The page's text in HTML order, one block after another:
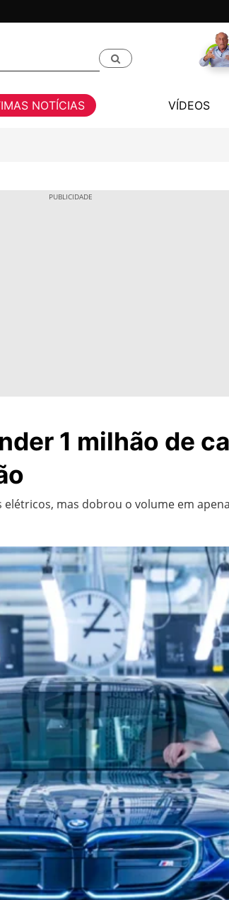
NOTÍCIAS VÍDEOS
1 milhão de
mas dobrou o volume em